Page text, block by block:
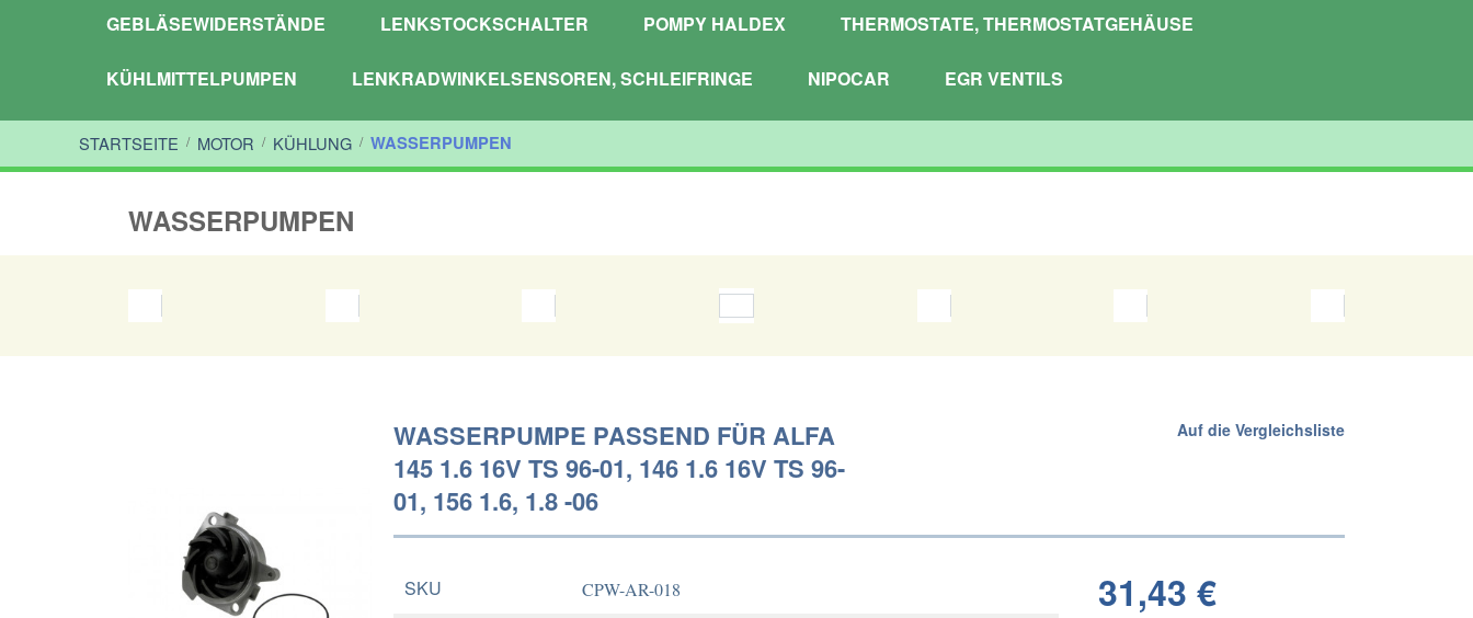
GEBLÄSEWIDERSTÄNDE LENKSTOCKSCHALTER POMPY HALDEX THERMOSTATE, THERMOSTATGEHÄUSE
KÜHLMITTELPUMPEN LENKRADWINKELSENSOREN, SCHLEIFRINGE NIPOCAR EGR VENTILS
STARTSEITE / MOTOR / KÜHLUNG / WASSERPUMPEN
WASSERPUMPEN
WASSERPUMPE PASSEND FÜR ALFA
145 1.6 16V TS 96-01, 146 1.6 16V TS 96-
01, 156 1.6, 1.8 -06
Auf die Vergleichsliste
31,43 €
SKU CPW-AR-018